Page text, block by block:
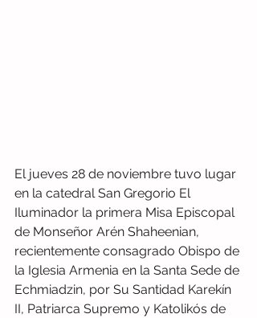
El jueves 28 de noviembre tuvo lugar
en la catedral San Gregorio El
Iluminador la primera Misa Episcopal
de Monseñor Arén Shaheenian,
recientemente consagrado Obispo de
la Iglesia Armenia en la Santa Sede de
Echmiadzin, por Su Santidad Karekín
II, Patriarca Supremo y Katolikós de